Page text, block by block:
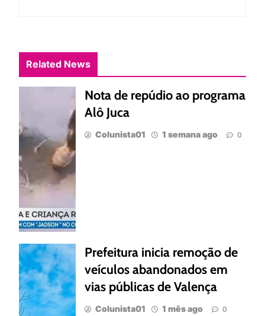
Related News
Nota de repúdio ao programa
Alô Juca
Colunista01 1 semana ago 0
Prefeitura inicia remoção de
veículos abandonados em
vias públicas de Valença
Colunista01 1 mês ago 0